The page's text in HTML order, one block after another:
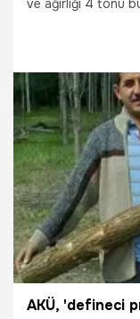
ve ağırlığı 4 tonu
12.05.2022